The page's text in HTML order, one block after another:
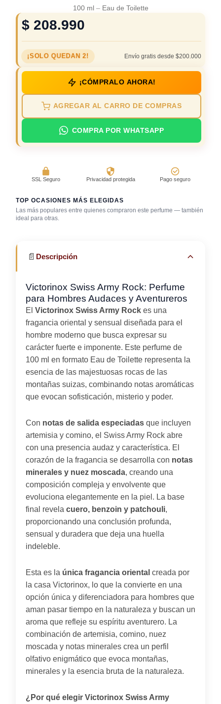
100 ml – Eau de Toilette
$ 208.990
¡SOLO QUEDAN 2! Envío gratis desde $200.000
¡CÓMPRALO AHORA!
AGREGAR AL CARRO DE COMPRAS
COMPRA POR WHATSAPP
SSL Seguro Privacidad protegida Pago seguro
TOP OCASIONES MÁS ELEGIDAS
Las más populares entre quienes compraron este perfume — también
ideal para otras.
Cena con amigos
📄 Descripción
Victorinox Swiss Army Rock: Perfume
para Hombres Audaces y Aventureros
El Victorinox Swiss Army Rock es una
fragancia oriental y sensual diseñada para el
hombre moderno que busca expresar su
carácter fuerte e imponente. Este perfume de
100 ml en formato Eau de Toilette representa la
esencia de las majestuosas rocas de las
montañas suizas, combinando notas aromáticas
que evocan sofisticación, misterio y poder.
Con notas de salida especiadas que incluyen
artemisia y comino, el Swiss Army Rock abre
con una presencia audaz y característica. El
corazón de la fragancia se desarrolla con notas
minerales y nuez moscada, creando una
composición compleja y envolvente que
evoluciona elegantemente en la piel. La base
final revela cuero, benzoin y patchouli,
proporcionando una conclusión profunda,
sensual y duradera que deja una huella
indeleble.
Esta es la única fragancia oriental creada por
la casa Victorinox, lo que la convierte en una
opción única y diferenciadora para hombres que
aman pasar tiempo en la naturaleza y buscan un
aroma que refleje su espíritu aventurero. La
combinación de artemisia, comino, nuez
moscada y notas minerales crea un perfil
olfativo enigmático que evoca montañas,
minerales y la esencia bruta de la naturaleza.
¿Por qué elegir Victorinox Swiss Army